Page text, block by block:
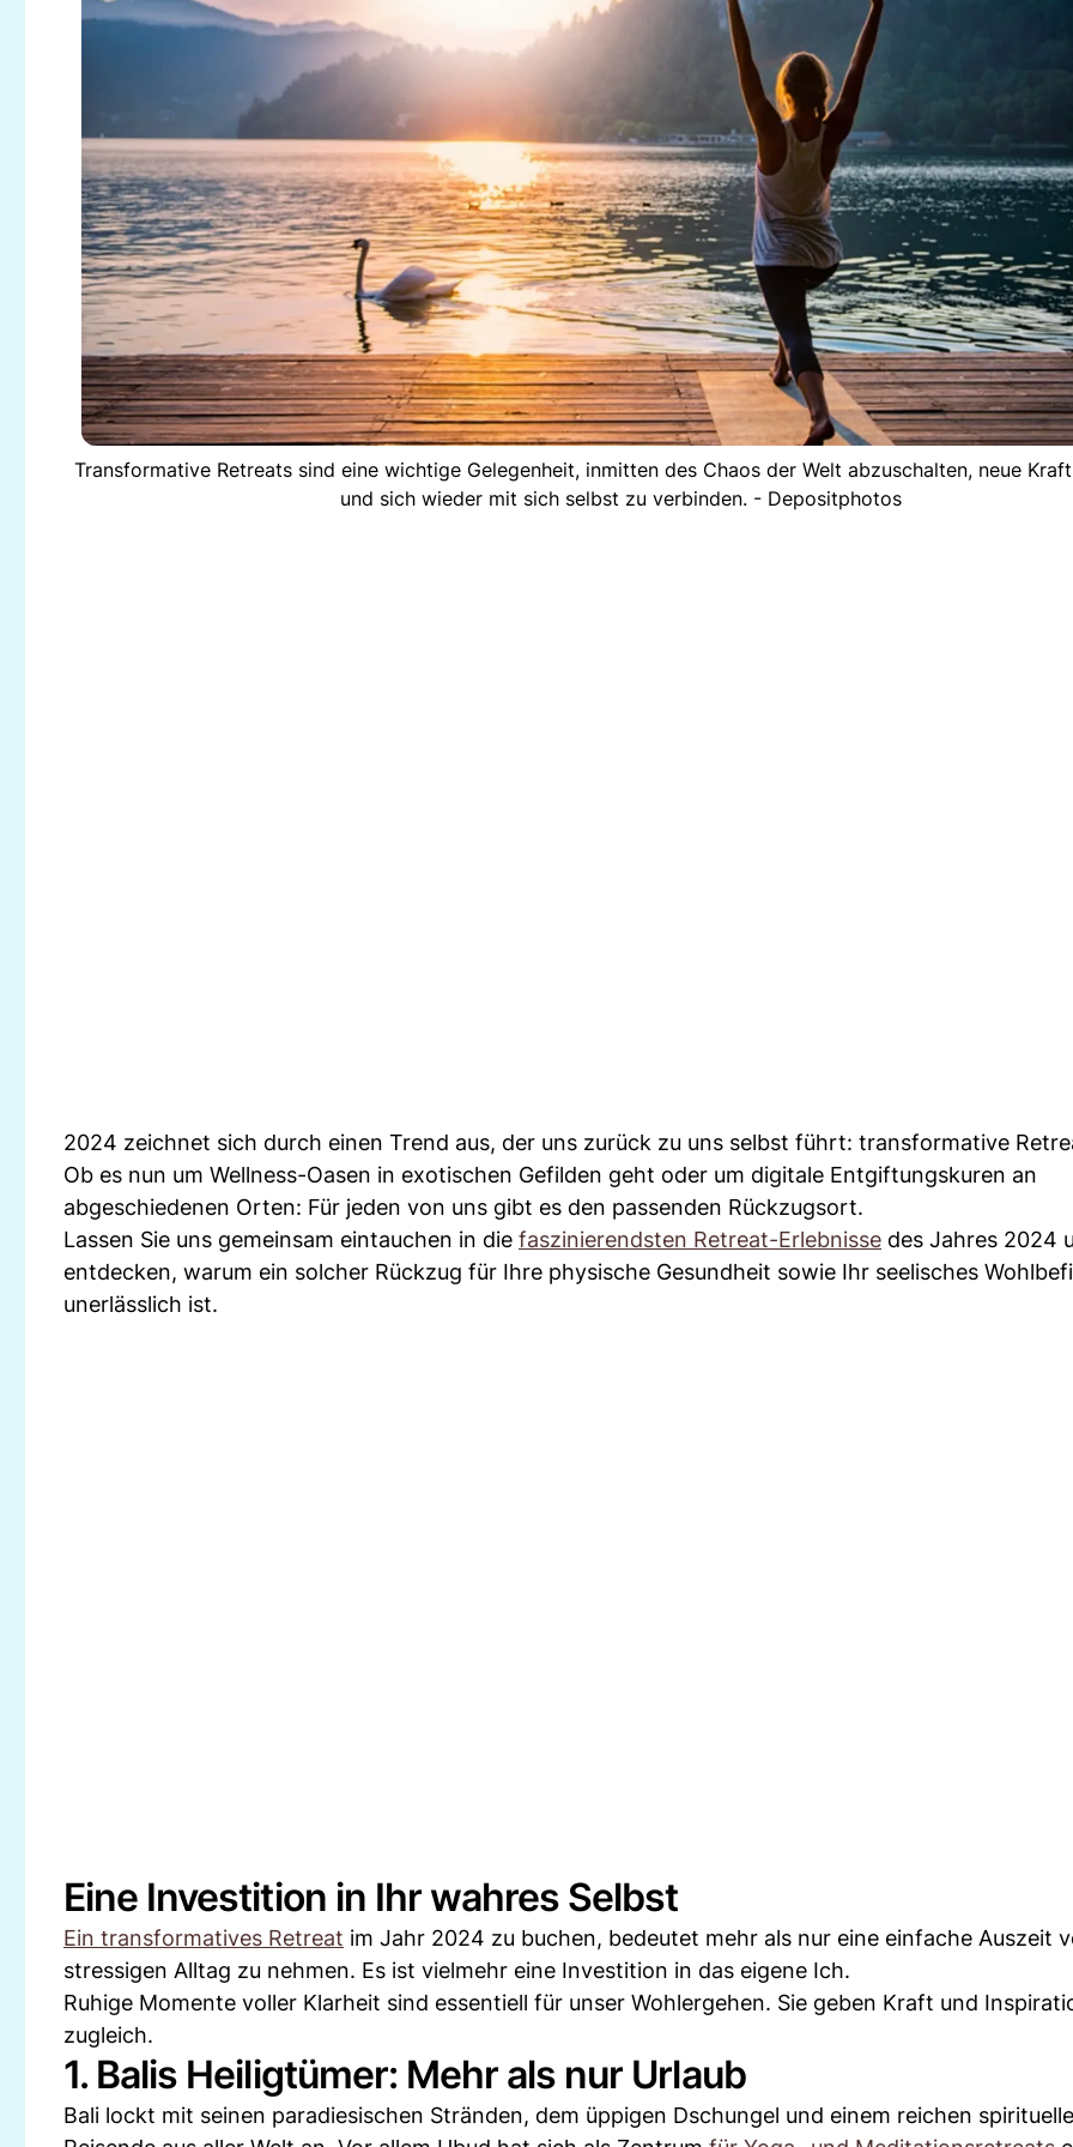
Transformative Retreats sind eine wichtige Gelegenheit, inmitten des Chaos der Welt abzuschalten, neue
und sich wieder mit sich selbst zu verbinden. - Depositphotos
2024 zeichnet sich durch einen Trend aus, der uns zurück zu uns selbst führt: transformative
Ob es nun um Wellness-Oasen in exotischen Gefilden geht oder um digitale Entgiftungskuren an
abgeschiedenen Orten: Für jeden von uns gibt es den passenden Rückzugsort.
Lassen Sie uns gemeinsam eintauchen in die faszinierendsten Retreat-Erlebnisse des Jahres 2024
entdecken, warum ein solcher Rückzug für Ihre physische Gesundheit sowie Ihr seelisches
unerlässlich ist.
Eine Investition in Ihr wahres Selbst
Ein transformatives Retreat im Jahr 2024 zu buchen, bedeutet mehr als nur eine einfache Auszeit
stressigen Alltag zu nehmen. Es ist vielmehr eine Investition in das eigene Ich.
Ruhige Momente voller Klarheit sind essentiell für unser Wohlergehen. Sie geben Kraft und
zugleich.
1. Balis Heiligtümer: Mehr als nur Urlaub
Bali lockt mit seinen paradiesischen Stränden, dem üppigen Dschungel und einem reichen